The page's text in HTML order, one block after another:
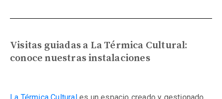
Visitas guiadas a La Térmica Cultural:
conoce nuestras instalaciones